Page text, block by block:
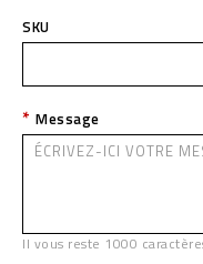
SKU
Message
Il vous reste 1000